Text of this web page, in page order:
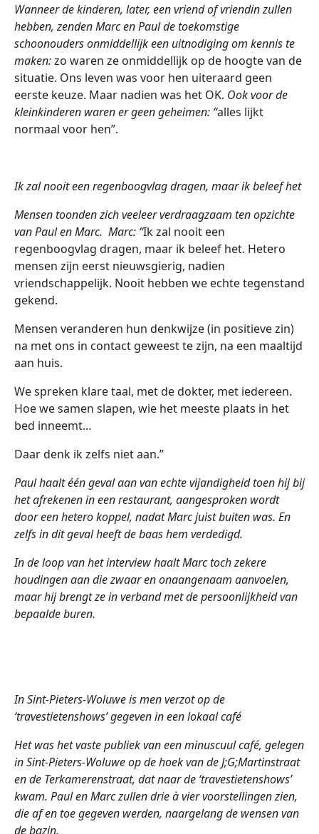
Wanneer de kinderen, later, een vriend of vriendin zullen
hebben, zenden Marc en Paul de toekomstige
schoonouders onmiddellijk een uitnodiging om kennis te
maken:zo waren ze onmiddellijk op de hoogte van de
situatie. Ons leven was voor hen uiteraard geen
eerste keuze. Maar nadien was het OK. Ook voor de
kleinkinderen waren er geen geheimen: “alles lijkt
normaal voor hen”.
Ik zal nooit een regenboogvlag dragen, maar ik beleef het
Mensen toonden zich veeleer verdraagzaam ten opzichte
van Paul en Marc. Marc: “Ik zal nooit een
regenboogvlag dragen, maar ik beleef het. Hetero
mensen zijn eerst nieuwsgierig, nadien
vriendschappelijk. Nooit hebben we echte tegenstand
gekend.
Mensen veranderen hun denkwijze (in positieve zin)
na met ons in contact geweest te zijn, na een maaltijd
aan huis.
We spreken klare taal, met de dokter, met iedereen.
Hoe we samen slapen, wie het meeste plaats in het
bed inneemt…
Daar denk ik zelfs niet aan.”
Paul haalt één geval aan van echte vijandigheid toen hij bij
het afrekenen in een restaurant, aangesproken wordt
door een hetero koppel, nadat Marc juist buiten was. En
zelfs in dit geval heeft de baas hem verdedigd.
In de loop van het interview haalt Marc toch zekere
houdingen aan die zwaar en onaangenaam aanvoelen,
maar hij brengt ze in verband met de persoonlijkheid van
bepaalde buren.
In Sint-Pieters-Woluwe is men verzot op de
‘travestietenshows’ gegeven in een lokaal café
Het was het vaste publiek van een minuscuul café, gelegen
in Sint-Pieters-Woluwe op de hoek van de J;G;Martinstraat
en de Terkamerenstraat, dat naar de ‘travestietenshows’
kwam. Paul en Marc zullen drie à vier voorstellingen zien,
die af en toe gegeven werden, naargelang de wensen van
de bazin.